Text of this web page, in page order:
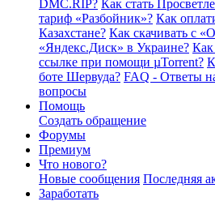
DMC.RIP? Как стать
тариф «Разбойник»? Как
Казахстане? Как скачивать с
«Яндекс.Диск» в Украине? Как
ссылке при помощи µTorrent?
боте Шервуда? FAQ - Ответы
вопросы
Помощь
Создать обращение
Форумы
Премиум
Что нового?
Новые сообщения Последняя
Заработать